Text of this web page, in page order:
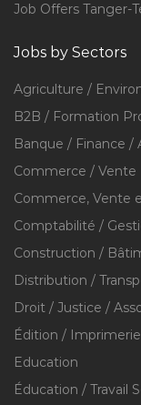
Job Offers Tanger-
Jobs by Sectors
Agriculture /
B2B / Formation
Banque / Finance /
Commerce / Vente
Commerce, Vente
Comptabilité /
Construction /
Distribution /
Droit / Justice /
Édition /
Education
Éducation / Travail